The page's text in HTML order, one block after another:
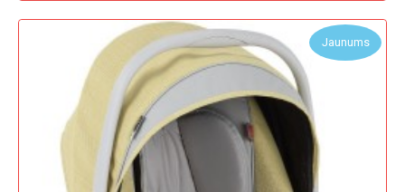
Jaunums